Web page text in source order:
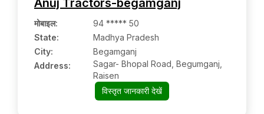
Anuj Tractors-begamganj
मोबाइल:
94 ***** 50
State:
Madhya Pradesh
City:
Begamganj
Address:
Sagar- Bhopal Road, Begumganj,
Raisen
विस्तृत जानकारी देखें